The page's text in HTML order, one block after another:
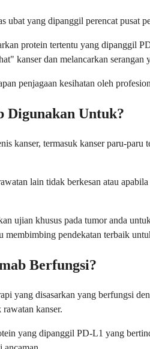
ubat yang dipanggil perencat pusat
protein tertentu yang dipanggil
kanser dan melancarkan serangan
penjagaan kesihatan oleh
Digunakan Untuk?
kanser, termasuk kanser paru-
lain tidak berkesan atau
ujian khusus pada tumor anda
pendekatan terbaik
Berfungsi?
yang disasarkan yang berfungsi
kanser.
yang dipanggil PD-L1 yang